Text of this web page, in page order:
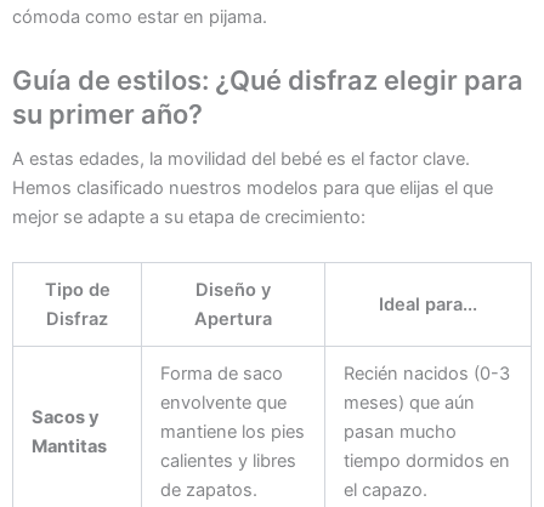
cómoda como estar en pijama.
Guía de estilos: ¿Qué disfraz elegir para
su primer año?
A estas edades, la movilidad del bebé es el factor clave.
Hemos clasificado nuestros modelos para que elijas el que
mejor se adapte a su etapa de crecimiento:
Tipo de
Disfraz
Diseño y
Apertura
Ideal para...
Sacos y
Mantitas
Forma de saco
envolvente que
mantiene los pies
calientes y libres
de zapatos.
Recién nacidos (0-3
meses) que aún
pasan mucho
tiempo dormidos en
el capazo.